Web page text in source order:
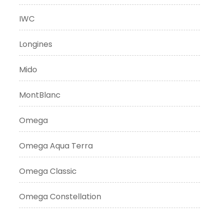
IWC
Longines
Mido
MontBlanc
Omega
Omega Aqua Terra
Omega Classic
Omega Constellation